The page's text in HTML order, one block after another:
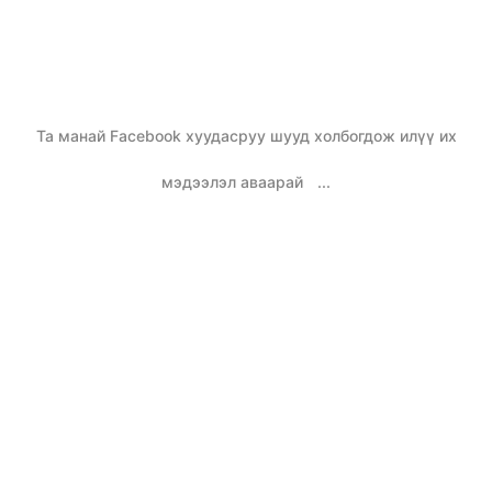
Та манай Facebook хуудасруу шууд холбогдож илүү их
мэдээлэл аваарай ...